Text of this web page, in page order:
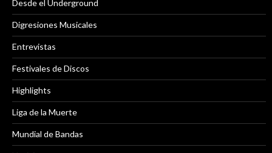
Desde el Underground
Digresiones Musicales
Entrevistas
Festivales de Discos
Highlights
Liga de la Muerte
Mundial de Bandas